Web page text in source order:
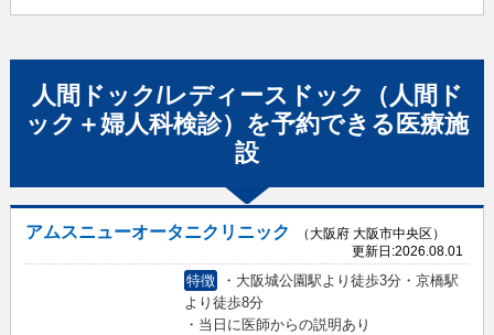
人間ドック/レディースドック（人間ド
ック＋婦人科検診） を予約できる 医療施
設
アムスニューオータニクリニック
（大阪府 大阪市中央区）
更新日:2026.08.01
特徴
・大阪城公園駅より徒歩3分・京橋駅
より徒歩8分
・当日に医師からの説明あり